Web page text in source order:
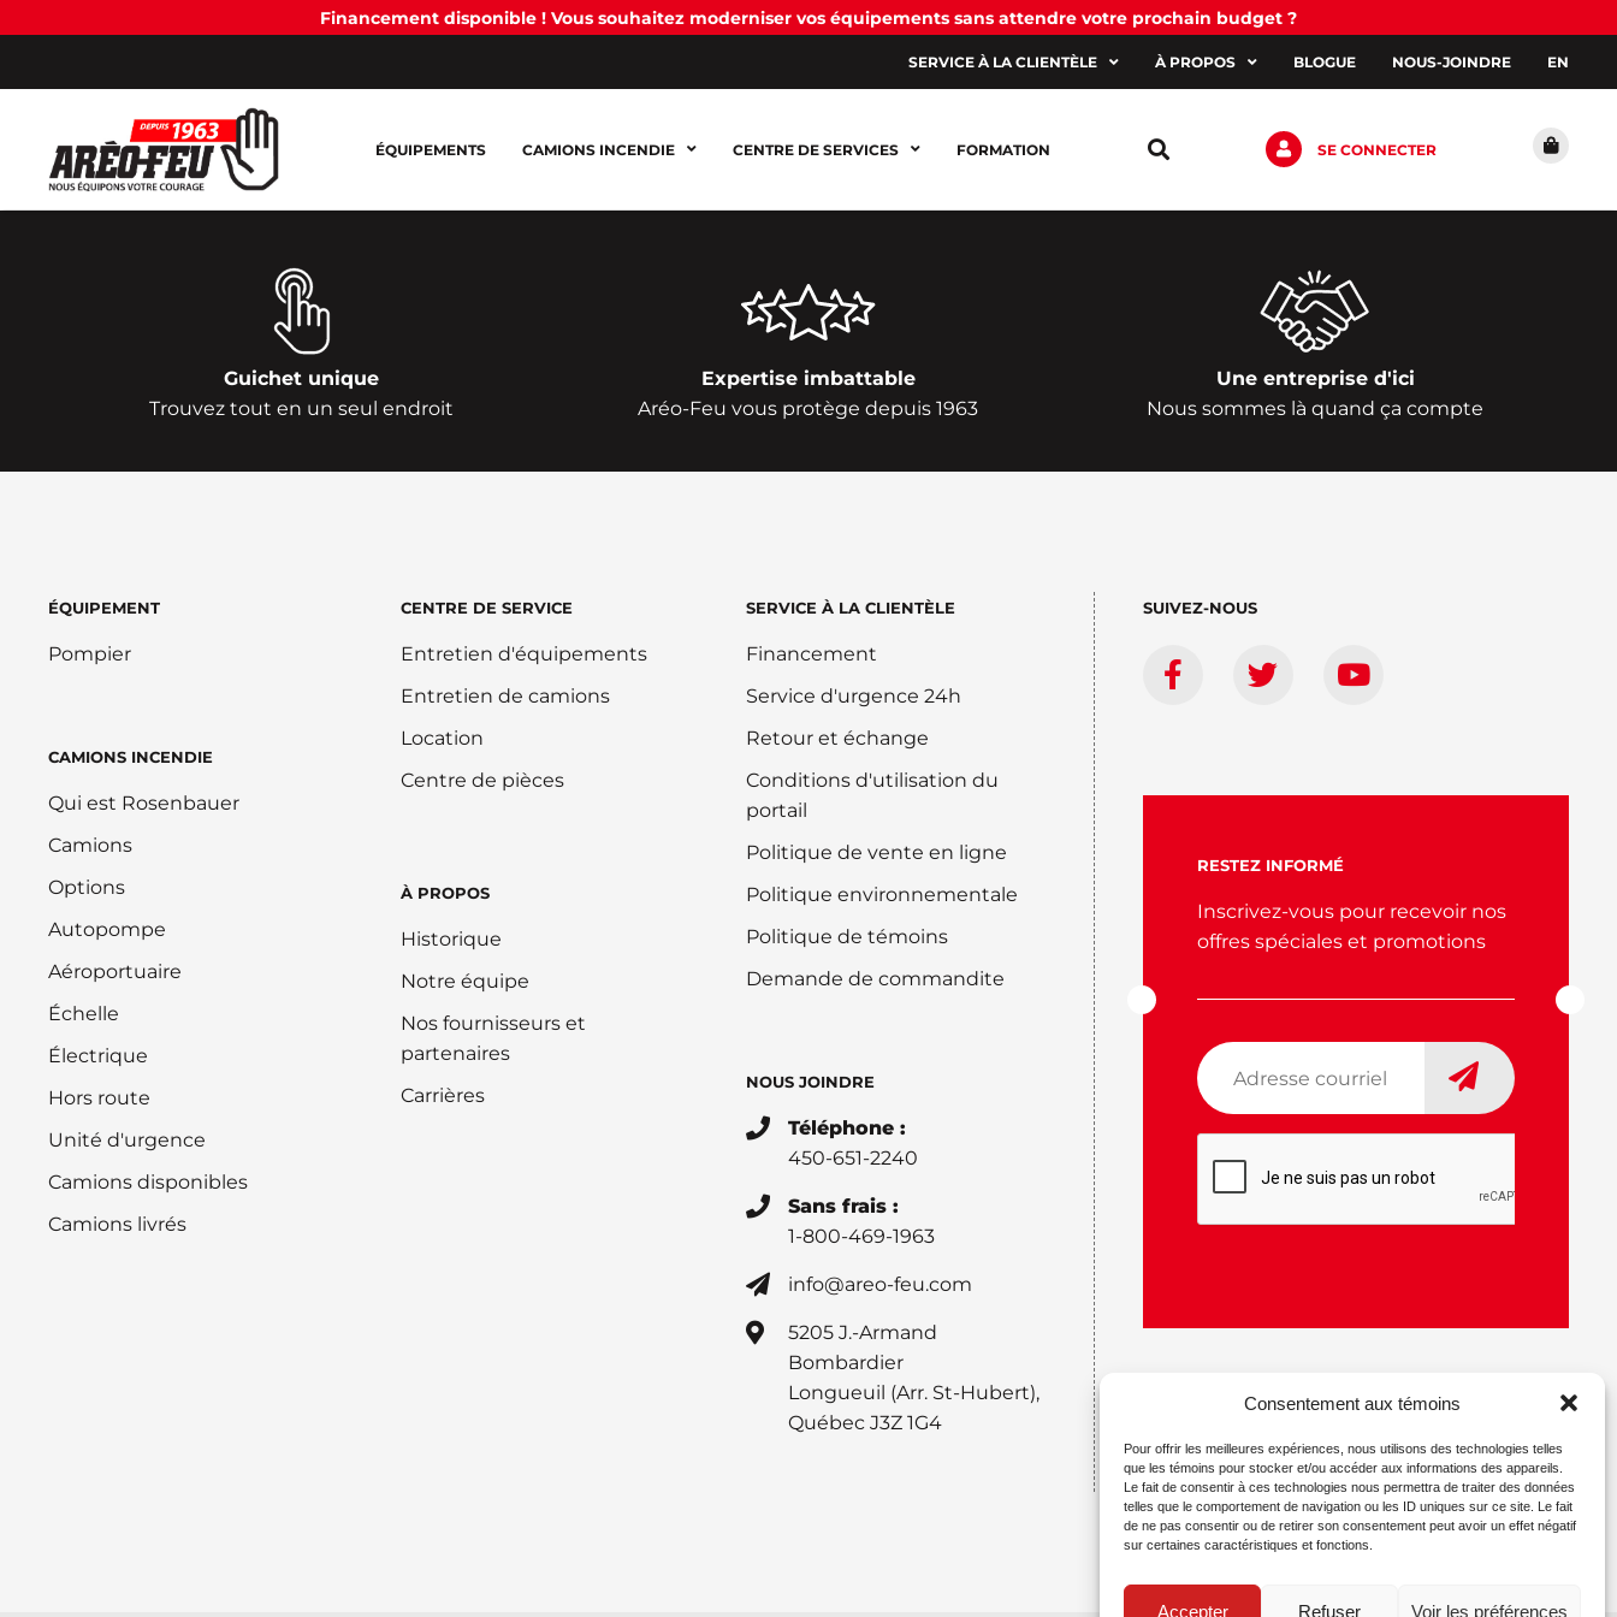
Consentement aux témoins
Pour offrir les meilleures expériences, nous utilisons des technologies telles
que les témoins pour stocker et/ou accéder aux informations des appareils.
Le fait de consentir à ces technologies nous permettra de traiter des données
telles que le comportement de navigation ou les ID uniques sur ce site. Le fait
de ne pas consentir ou de retirer son consentement peut avoir un effet négatif
sur certaines caractéristiques et fonctions.
Accepter Refuser Voir les préférences
Financement disponible ! Vous souhaitez moderniser vos équipements sans attendre votre prochain budget ?
SERVICE À LA CLIENTÈLE À PROPOS BLOGUE NOUS-JOINDRE EN
ÉQUIPEMENTS CAMIONS INCENDIE CENTRE DE SERVICES FORMATION SE CONNECTER
Guichet unique
Trouvez tout en un seul endroit
Expertise imbattable
Aréo-Feu vous protège depuis 1963
Une entreprise d'ici
Nous sommes là quand ça compte
ÉQUIPEMENT
Pompier
CAMIONS INCENDIE
Qui est Rosenbauer
Camions
Options
Autopompe
Aéroportuaire
Échelle
Électrique
Hors route
Unité d'urgence
Camions disponibles
Camions livrés
CENTRE DE SERVICE
Entretien d'équipements
Entretien de camions
Location
Centre de pièces
À PROPOS
Historique
Notre équipe
Nos fournisseurs et
partenaires
Carrières
SERVICE À LA CLIENTÈLE
Financement
Service d'urgence 24h
Retour et échange
Conditions d'utilisation du
portail
Politique de vente en ligne
Politique environnementale
Politique de témoins
Demande de commandite
NOUS JOINDRE
Téléphone :
450-651-2240
Sans frais :
1-800-469-1963
info@areo-feu.com
5205 J.-Armand
Bombardier
Longueuil (Arr. St-Hubert),
Québec J3Z 1G4
SUIVEZ-NOUS
RESTEZ INFORMÉ
Inscrivez-vous pour recevoir nos
offres spéciales et promotions
Adresse
courriel